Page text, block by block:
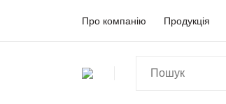
Про компанію Продукція